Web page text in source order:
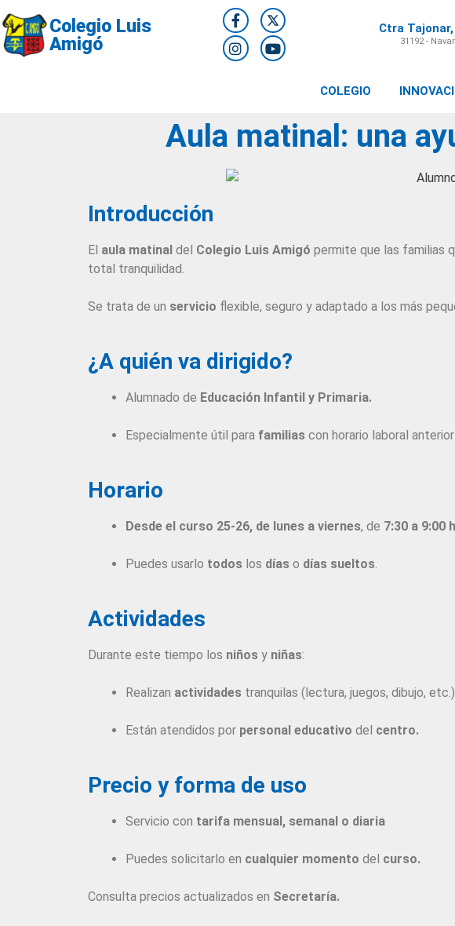
Colegio Luis
Amigó
Ctra Tajonar,
31192 -
COLEGIO
Aula matinal: una
Introducción
El aula matinal del Colegio Luis Amigó permite que las familias
total tranquilidad.
Se trata de un servicio flexible, seguro y adaptado a los más
¿A quién va dirigido?
Alumnado de Educación Infantil y Primaria.
Especialmente útil para familias con horario laboral
Horario
Desde el curso 25-26, de lunes a viernes, de 7:30 a 9:00
Puedes usarlo todos los días o días sueltos
Actividades
Durante este tiempo los niños y niñas:
Realizan actividades tranquilas (lectura, juegos, dibujo, etc.).
Están atendidos por personal educativo del centro.
Precio y forma de uso
Servicio con tarifa mensual, semanal o diaria
Puedes solicitarlo en cualquier momento del curso.
Consulta precios actualizados en Secretaría.